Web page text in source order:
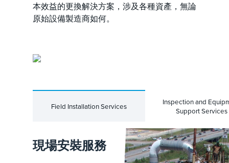
本效益的更換解決方案，涉及各種資產，無論
原始設備製造商如何。
Field Installation Services
Inspection and
Support Services
現場安裝服務